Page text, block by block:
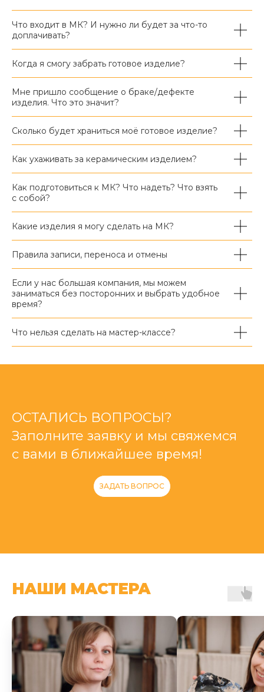
Что входит в МК? И нужно ли будет за что-то
доплачивать?
Когда я смогу забрать готовое изделие?
Мне пришло сообщение о браке/дефекте
изделия. Что это значит?
Сколько будет храниться моё готовое изделие?
Как ухаживать за керамическим изделием?
Как подготовиться к МК? Что надеть? Что взять
с собой?
Какие изделия я могу сделать на МК?
Правила записи, переноса и отмены
Если у нас большая компания, мы можем
заниматься без посторонних и выбрать удобное
время?
Что нельзя сделать на мастер-классе?
ОСТАЛИСЬ ВОПРОСЫ?
Заполните заявку и мы свяжемся
с вами в ближайшее время!
ЗАДАТЬ ВОПРОС
НАШИ МАСТЕРА